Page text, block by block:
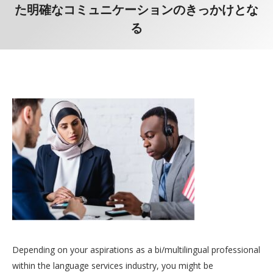
た明確なコミュニケーションのきっかけとな
る
Depending on your aspirations as a bi/multilingual professional
within the language services industry, you might be